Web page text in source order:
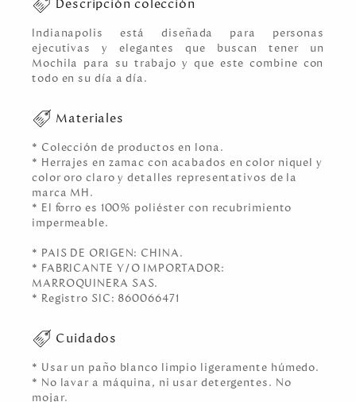
Descripción colección
Indianapolis está diseñada para personas
ejecutivas y elegantes que buscan tener un
Mochila para su trabajo y que este combine con
todo en su día a día.
Materiales
* Colección de productos en lona.
* Herrajes en zamac con acabados en color niquel y
color oro claro y detalles representativos de la
marca MH.
* El forro es 100% poliéster con recubrimiento
impermeable.
* PAIS DE ORIGEN: CHINA.
* FABRICANTE Y/O IMPORTADOR:
MARROQUINERA SAS.
* Registro SIC: 860066471
Cuidados
* Usar un paño blanco limpio ligeramente húmedo.
* No lavar a máquina, ni usar detergentes. No
mojar.